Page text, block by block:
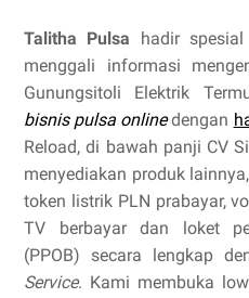
Talitha Pulsa hadir
menggali informasi
Gunungsitoli Elektrik
bisnis pulsa onlinedengan
Reload, di bawah panji CV
menyediakan produk
token listrik PLN prabayar,
TV berbayar dan loket
(PPOB) secara lengkap
Service. Kami membuka